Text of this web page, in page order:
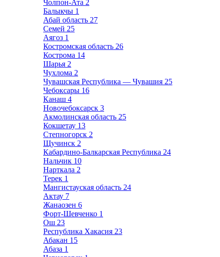
Чолпон-Ата 2
Балыкчы 1
Абай область 27
Семей 25
Аягоз 1
Костромская область 26
Кострома 14
Шарья 2
Чухлома 2
Чувашская Республика — Чувашия 25
Чебоксары 16
Канаш 4
Новочебоксарск 3
Акмолинская область 25
Кокшетау 13
Степногорск 2
Щучинск 2
Кабардино-Балкарская Республика 24
Нальчик 10
Нарткала 2
Терек 1
Мангистауская область 24
Актау 7
Жанаозен 6
Форт-Шевченко 1
Ош 23
Республика Хакасия 23
Абакан 15
Абаза 1